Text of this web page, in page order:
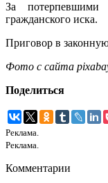
За потерпевшими
гражданского иска.
Приговор в
Фото с сайта
Поделиться
Реклама.
Реклама.
Комментарии